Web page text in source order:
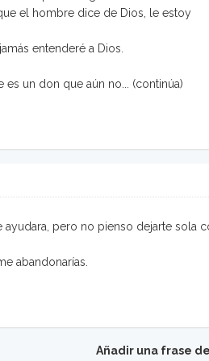
el hombre dice de Dios, le estoy
entenderé a Dios.
es un don que aún no... (continúa)
pero no pienso dejarte sola
abandonarías.
Añadir una frase